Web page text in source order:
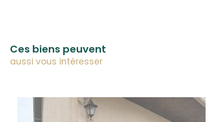
Ces biens peuvent
aussi vous intéresser